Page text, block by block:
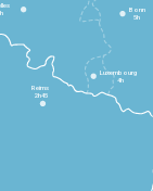
Reims
2h45
Bonn
5h
Luxembourg
4h